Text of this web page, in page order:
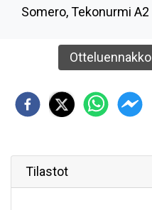
Somero, Tekonurmi A2
Otteluennakko
Tilastot